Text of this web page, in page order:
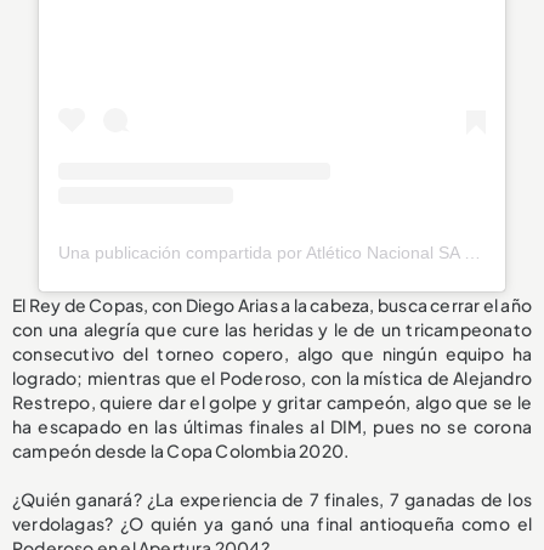
El Rey de Copas, con Diego Arias a la cabeza, busca cerrar el año
con una alegría que cure las heridas y le de un tricampeonato
consecutivo del torneo copero, algo que ningún equipo ha
logrado; mientras que el Poderoso, con la mística de Alejandro
Restrepo, quiere dar el golpe y gritar campeón, algo que se le
ha escapado en las últimas finales al DIM, pues no se corona
campeón desde la Copa Colombia 2020.
¿Quién ganará? ¿La experiencia de 7 finales, 7 ganadas de los
verdolagas? ¿O quién ya ganó una final antioqueña como el